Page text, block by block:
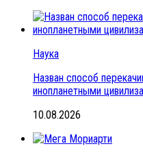
Наука
Назван способ
инопланетными
10.08.2026